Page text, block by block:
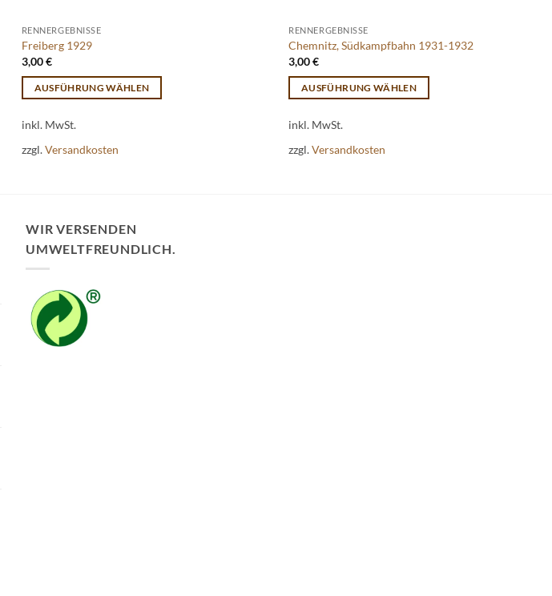
RENNERGEBNISSE
Freiberg 1929
3,00€
AUSFÜHRUNG WÄHLEN
Produkt
weist
Optionen
können
auf
Produktseite
gewählt
werden
inkl. MwSt.
zzgl.Versandkosten
RENNERGEBNISSE
Chemnitz, Südkampfbahn 1931-1932
3,00€
AUSFÜHRUNG WÄHLEN
Produkt
weist
inkl. MwSt.
zzgl.Versandkosten
WIR VERSENDEN
UMWELTFREUNDLICH.